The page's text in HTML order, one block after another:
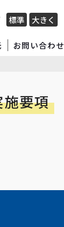
標準 大きく
お問い合わせ
要項